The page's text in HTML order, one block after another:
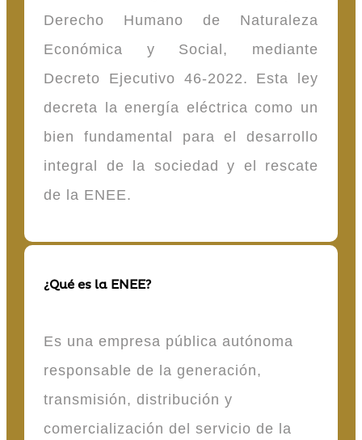
Derecho Humano de Naturaleza
Económica y Social, mediante
Decreto Ejecutivo 46-2022. Esta ley
decreta la energía eléctrica como un
bien fundamental para el desarrollo
integral de la sociedad y el rescate
de la ENEE.
¿Qué es la ENEE?
Es una empresa pública autónoma
responsable de la generación,
transmisión, distribución y
comercialización del servicio de la